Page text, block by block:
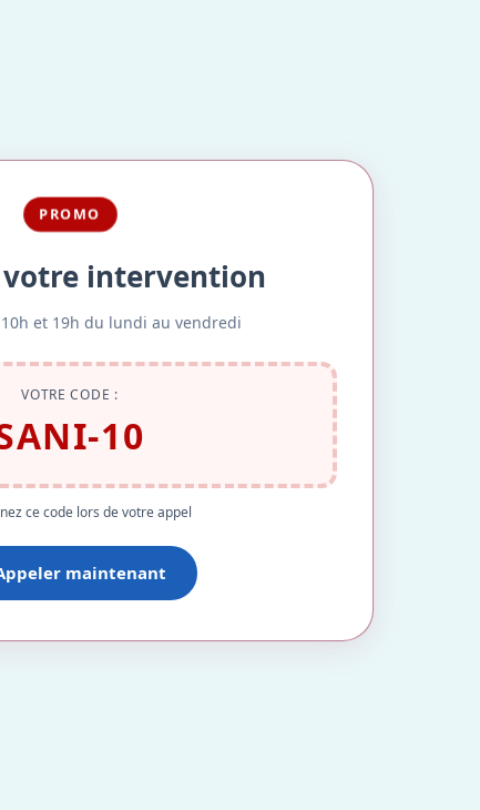
PROMO
votre intervention
et 19h du lundi au vendredi
VOTRE CODE :
10
ce code lors de votre appel
maintenant